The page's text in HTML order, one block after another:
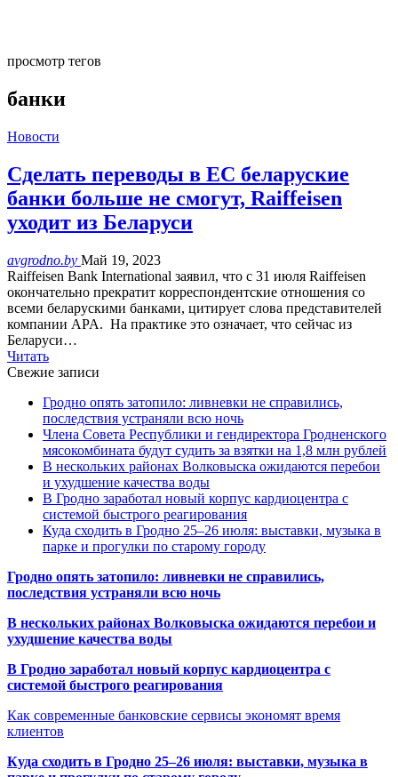
просмотр тегов
банки
Новости
Сделать переводы в ЕС беларуские
банки больше не смогут, Raiffeisen
уходит из Беларуси
avgrodno.by Май 19, 2023
Raiffeisen Bank International заявил, что с 31 июля Raiffeisen
окончательно прекратит корреспондентские отношения со
всеми беларускими банками, цитирует слова представителей
компании APA. На практике это означает, что сейчас из
Беларуси…
Читать
Свежие записи
Гродно опять затопило: ливневки не справились,
последствия устраняли всю ночь
Члена Совета Республики и гендиректора Гродненского
мясокомбината будут судить за взятки на 1,8 млн рублей
В нескольких районах Волковыска ожидаются перебои
и ухудшение качества воды
В Гродно заработал новый корпус кардиоцентра с
системой быстрого реагирования
Куда сходить в Гродно 25–26 июля: выставки, музыка в
парке и прогулки по старому городу
Гродно опять затопило: ливневки не справились,
последствия устраняли всю ночь
В нескольких районах Волковыска ожидаются перебои и
ухудшение качества воды
В Гродно заработал новый корпус кардиоцентра с
системой быстрого реагирования
Как современные банковские сервисы экономят время
клиентов
Куда сходить в Гродно 25–26 июля: выставки, музыка в